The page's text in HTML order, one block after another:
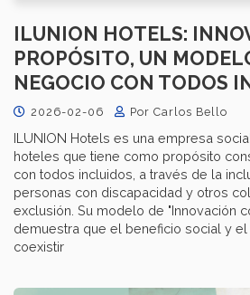
ILUNION HOTELS:
PROPÓSITO, UN
NEGOCIO CON TODOS
2026-02-06 Por Carlos Bello
ILUNION Hotels es una empresa
hoteles que tiene como propósito
con todos incluidos, a través de la
personas con discapacidad y otros
exclusión. Su modelo de "Innovación
demuestra que el beneficio social y
coexistir